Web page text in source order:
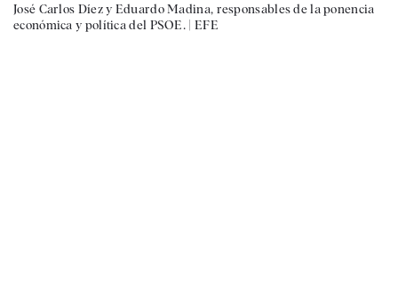
José Carlos Díez y Eduardo Madina, responsables de la ponencia
económica y política del PSOE. | EFE